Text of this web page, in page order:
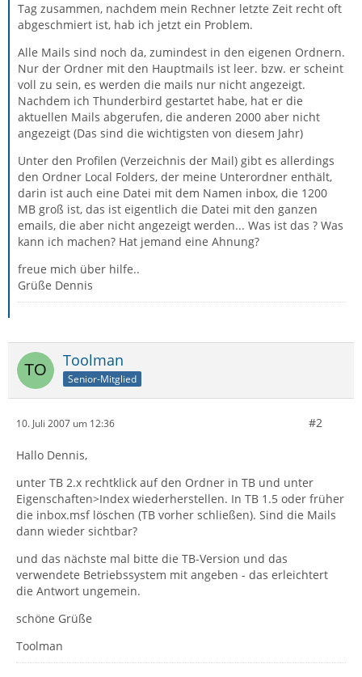
Tag zusammen, nachdem mein Rechner letzte Zeit recht oft
abgeschmiert ist, hab ich jetzt ein Problem.
Alle Mails sind noch da, zumindest in den eigenen Ordnern.
Nur der Ordner mit den Hauptmails ist leer. bzw. er scheint
voll zu sein, es werden die mails nur nicht angezeigt.
Nachdem ich Thunderbird gestartet habe, hat er die
aktuellen Mails abgerufen, die anderen 2000 aber nicht
angezeigt (Das sind die wichtigsten von diesem Jahr)
Unter den Profilen (Verzeichnis der Mail) gibt es allerdings
den Ordner Local Folders, der meine Unterordner enthält,
darin ist auch eine Datei mit dem Namen inbox, die 1200
MB groß ist, das ist eigentlich die Datei mit den ganzen
emails, die aber nicht angezeigt werden... Was ist das ? Was
kann ich machen? Hat jemand eine Ahnung?
freue mich über hilfe..
Grüße Dennis
Toolman
Senior-Mitglied
10. Juli 2007 um 12:36 #2
Hallo Dennis,
unter TB 2.x rechtklick auf den Ordner in TB und unter
Eigenschaften>Index wiederherstellen. In TB 1.5 oder früher
die inbox.msf löschen (TB vorher schließen). Sind die Mails
dann wieder sichtbar?
und das nächste mal bitte die TB-Version und das
verwendete Betriebssystem mit angeben - das erleichtert
die Antwort ungemein.
schöne Grüße
Toolman